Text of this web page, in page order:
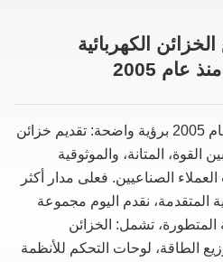
الكهربائية
عام 2005
انطلقت شركتنا CABA في عام 2005 برؤية واضحة: تقديم خزائن
المتانة، والموثوقية
الصناعيين. فعلى مدار أكثر
المتقدمة، نقدم اليوم مجموعة
المتطورة، تشمل: الخزائن
الطاقة، لوحات التحكم للأنظمة